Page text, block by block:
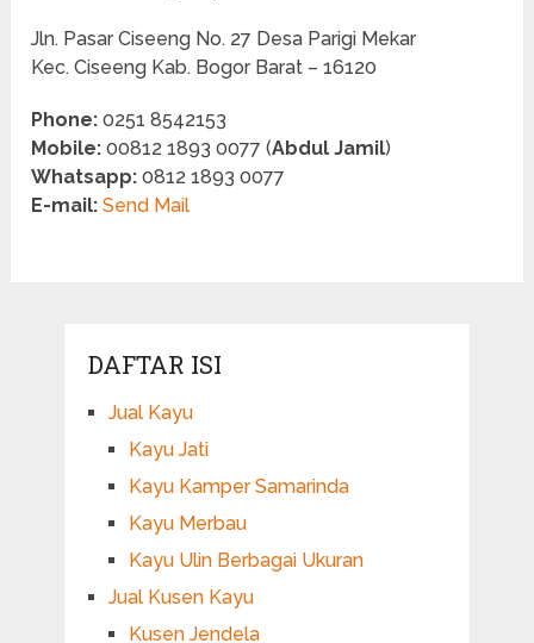
Jln. Pasar Ciseeng No. 27 Desa Parigi Mekar
Kec. Ciseeng Kab. Bogor Barat – 16120
Phone: 0251 8542153
Mobile: 00812 1893 0077 (Abdul Jamil)
Whatsapp: 0812 1893 0077
E-mail: Send Mail
DAFTAR ISI
Jual Kayu
Kayu Jati
Kayu Kamper Samarinda
Kayu Merbau
Kayu Ulin Berbagai Ukuran
Jual Kusen Kayu
Kusen Jendela